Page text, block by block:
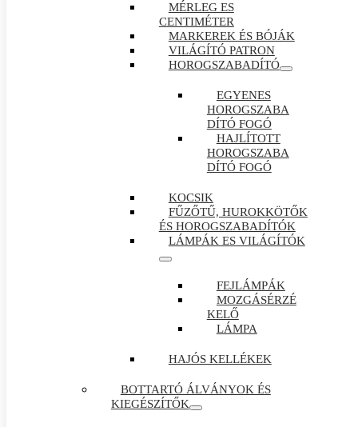
MÉRLEG ES
CENTIMÉTER
MARKEREK ÉS BÓJÁK
VILÁGÍTÓ PATRON
HOROGSZABADÍTÓ
EGYENES
HOROGSZABA
DÍTÓ FOGÓ
HAJLÍTOTT
HOROGSZABA
DÍTÓ FOGÓ
KOCSIK
FŰZŐTŰ, HUROKKÖTŐK
ÉS HOROGSZABADÍTÓK
LÁMPÁK ES VILÁGÍTÓK
FEJLÁMPÁK
MOZGÁSÉRZÉ
KELŐ
LÁMPA
HAJÓS KELLÉKEK
BOTTARTÓ ÁLVÁNYOK ÉS
KIEGÉSZÍTŐK